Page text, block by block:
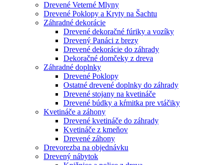
Drevené Veterné Mlyny
Drevené Poklopy a Kryty na Šachtu
Záhradné dekorácie
Drevené dekoračné fúriky a vozíky
Drevený Panáci z brezy
Drevené dekorácie do záhrady
Dekoračné domčeky z dreva
Záhradné doplnky
Drevené Poklopy
Ostatné drevené doplnky do záhrady
Drevené stojany na kvetináče
Drevené búdky a kŕmitka pre vtáčiky
Kvetináče a záhony
Drevené kvetináče do záhrady
Kvetináče z kmeňov
Drevené záhony
Drevorezba na objednávku
Drevený nábytok